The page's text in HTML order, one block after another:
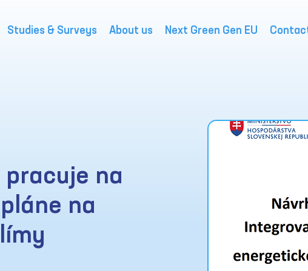
Studies & Surveys About us Next Green Gen EU
pracuje na
na